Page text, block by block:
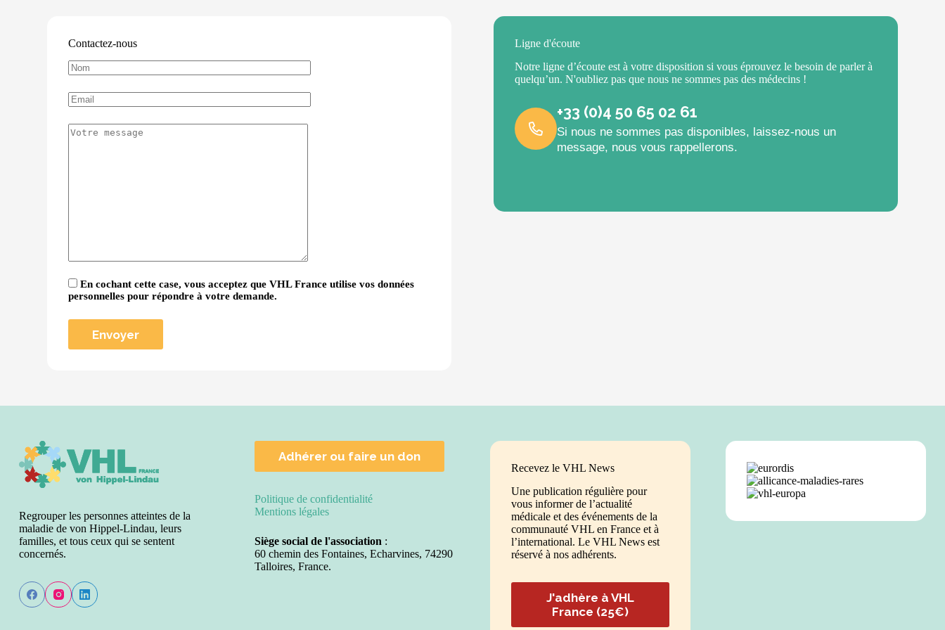
Contactez-nous
En cochant cette case, vous acceptez que VHL France utilise vos données
personnelles pour répondre à votre demande.
Ligne d'écoute
Notre ligne d’écoute est à votre disposition si vous éprouvez le besoin de parler à
quelqu’un. N'oubliez pas que nous ne sommes pas des médecins !
+33 (0)4 50 65 02 61
Si nous ne sommes pas disponibles, laissez-nous un
message, nous vous rappellerons.
Regrouper les personnes atteintes de la
maladie de von Hippel-Lindau, leurs
familles, et tous ceux qui se sentent
concernés.
Adhérer ou faire un don
Politique de confidentialité
Mentions légales
Siège social de l'association :
60 chemin des Fontaines, Echarvines, 74290
Talloires, France.
Recevez le VHL News
Une publication régulière pour
vous informer de l’actualité
médicale et des événements de la
communauté VHL en France et à
l’international. Le VHL News est
réservé à nos adhérents.
J'adhère à VHL
France (25€)